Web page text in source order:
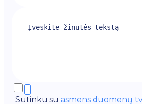
Sutinku su asmens duomenų